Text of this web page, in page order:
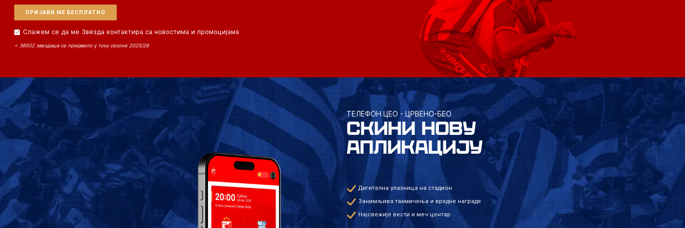
Слажем се да ме Звезда контактира са новостима и промоцијама
⭐ 38502 звездаша се пријавило у току сезоне 2025/26
ТЕЛЕФОН ЦЕО - ЦРВЕНО-БЕО
СКИНИ НОВУ
АПЛИКАЦИЈУ
Дигитална улазница на стадион
Занимљива такмичења и вредне награде
Најсвежије вести и меч центар